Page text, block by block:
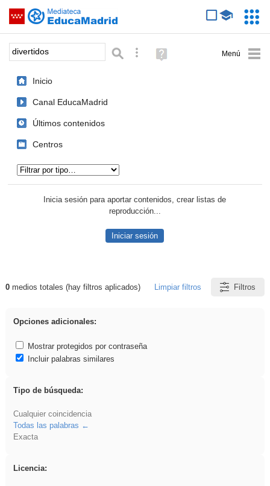
Saltar navegación
Palabra o frase: Búsqueda avanzada
Ayuda
(en
Inicio
Canal EducaMadrid
Últimos contenidos
Centros
Inicia sesión para aportar contenidos, crear listas de
reproducción...
Iniciar sesión
Resultados de: divertidos
0medios totales (hay filtros aplicados) Limpiar filtros Filtros
Opciones adicionales:
Mostrar protegidos por contraseña
Incluir palabras similares
Tipo de búsqueda:
Cualquier coincidencia
Todas las palabras
Exacta
Licencia: